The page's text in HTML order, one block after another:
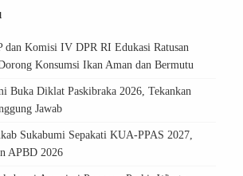
dan Komisi IV DPR RI Edukasi Ratusan
Konsumsi Ikan Aman dan Bermutu
Buka Diklat Paskibraka 2026, Tekankan
Jawab
Sukabumi Sepakati KUA-PPAS 2027,
APBD 2026